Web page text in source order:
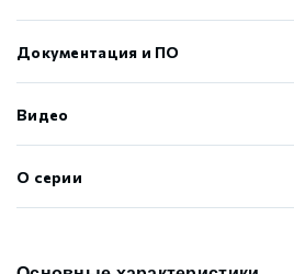
Документация и ПО
Видео
О серии